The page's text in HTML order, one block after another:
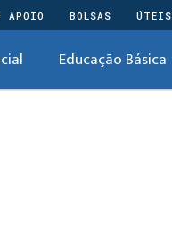
APOIO BOLSAS ÚTEIS
Educação Básica